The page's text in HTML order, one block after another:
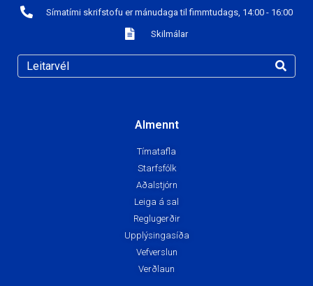
Símatími skrifstofu er mánudaga til fimmtudags, 14:00 - 16:00
Skilmálar
Almennt
Tímatafla
Starfsfólk
Aðalstjórn
Leiga á sal
Reglugerðir
Upplýsingasíða
Vefverslun
Verðlaun